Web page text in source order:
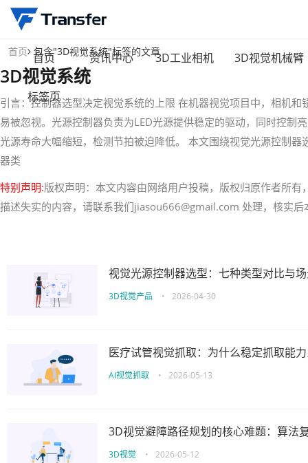
首页 资讯中心 3D工业相机 3D视觉机械臂
标签页
首页 包含"3D视觉系统"标签的文章
3D视觉系统
引言：控制器选型决定视觉系统的上限 在机器视觉项目中，相
易被忽视。光源控制器负责为LED光源提供稳定的驱动，同时控制
光源寿命大幅缩短，检测节拍被迫降低。 本文围绕视觉光源控制
器类
特别声明:版权声明：本文内容由网络用户投稿，版权归原作者所
描述失实的内容，请联系我们jiasou666@gmail.com 处理，核实
视觉光源控制器选型：七种类型对比与
3D视觉产品 • 2026-04-30
医疗试管视觉抓取：为什么稳定抓取能
AI视觉抓取 • 2026-05-13
3D视觉避障路径规划的核心难题：算法
3D视觉 • 2026-05-12